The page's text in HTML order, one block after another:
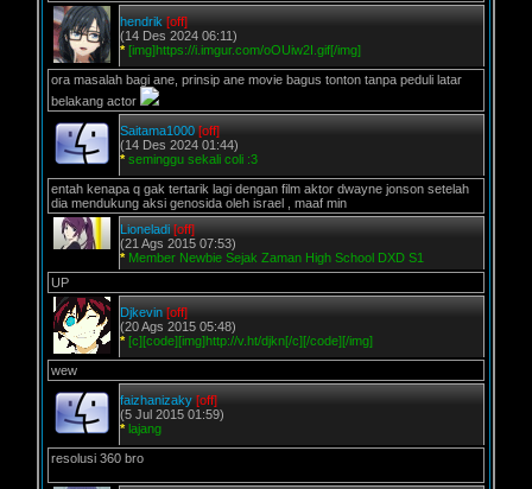
hendrik [off]
(14 Des 2024 06:11)
* [img]https://i.imgur.com/oOUiw2I.gif[/img]
ora masalah bagi ane, prinsip ane movie bagus tonton tanpa peduli latar
belakang actor
Saitama1000 [off]
(14 Des 2024 01:44)
* seminggu sekali coli :3
entah kenapa q gak tertarik lagi dengan film aktor dwayne jonson setelah
dia mendukung aksi genosida oleh israel , maaf min
Lioneladi [off]
(21 Ags 2015 07:53)
* Member Newbie Sejak Zaman High School DXD S1
UP
Djkevin [off]
(20 Ags 2015 05:48)
* [c][code][img]http://v.ht/djkn[/c][/code][/img]
wew
faizhanizaky [off]
(5 Jul 2015 01:59)
* lajang
resolusi 360 bro